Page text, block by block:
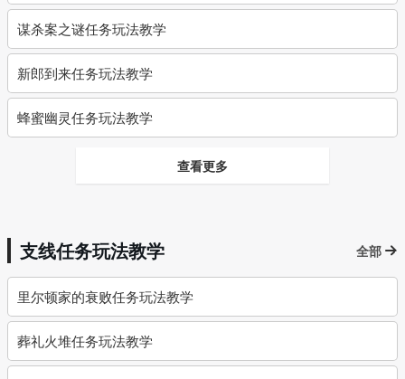
谋杀案之谜任务玩法教学
新郎到来任务玩法教学
蜂蜜幽灵任务玩法教学
查看更多
支线任务玩法教学 全部
里尔顿家的衰败任务玩法教学
葬礼火堆任务玩法教学